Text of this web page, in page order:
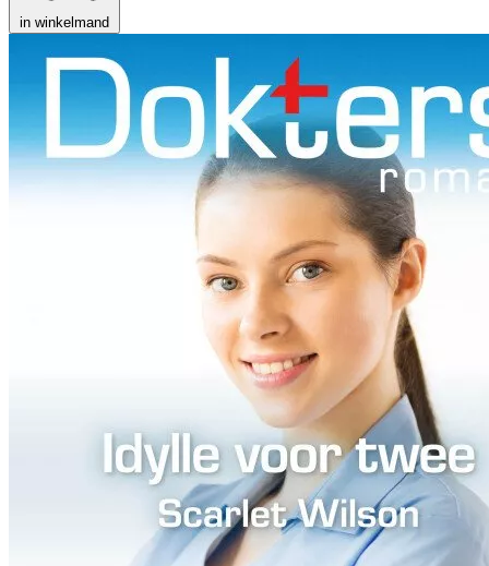
in winkelmand